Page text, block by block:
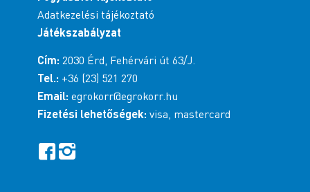
Adatkezelési tájékoztató
Játékszabályzat
Cím: 2030 Érd, Fehérvári út 63/J.
Tel.: +36 (23) 521 270
Email: egrokorr@egrokorr.hu
Fizetési lehetőségek: visa, mastercard